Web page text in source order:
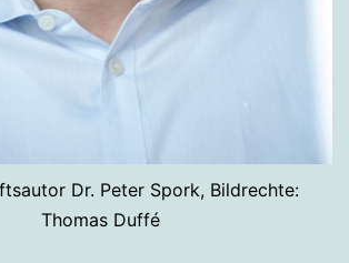
Dr. Peter Spork, Bildrechte:
Thomas Duffé